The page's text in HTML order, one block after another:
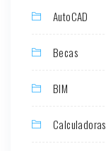
AutoCAD
Becas
BIM
Calculadoras